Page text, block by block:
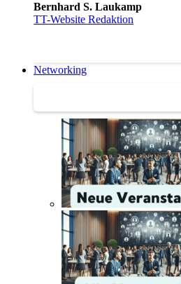
Bernhard S. Laukamp
TT-Website Redaktion
Networking